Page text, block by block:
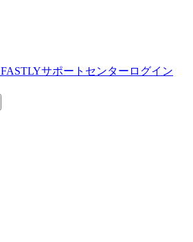
FASTLYサポートセンター ログイン